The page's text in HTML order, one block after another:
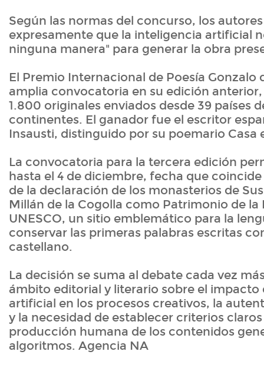
Según las normas del concurso, los
expresamente que la inteligencia artificial
ninguna manera" para generar la obra
El Premio Internacional de Poesía Gonzalo
amplia convocatoria en su edición
1.800 originales enviados desde 39 países
continentes. El ganador fue el escritor
Insausti, distinguido por su poemario Casa
La convocatoria para la tercera edición
hasta el 4 de diciembre, fecha que
de la declaración de los monasterios de
Millán de la Cogolla como Patrimonio de
UNESCO, un sitio emblemático para la
conservar las primeras palabras escritas
castellano.
La decisión se suma al debate cada vez
ámbito editorial y literario sobre el impacto
artificial en los procesos creativos, la
y la necesidad de establecer criterios
producción humana de los contenidos
algoritmos. Agencia NA